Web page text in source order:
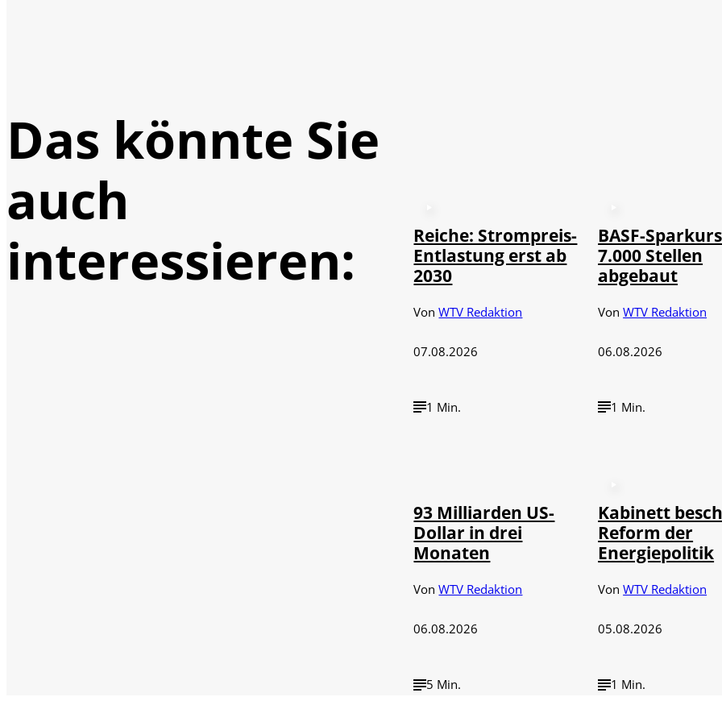
Das könnte Sie
auch
interessieren:
Reiche: Strompreis-
Entlastung erst ab
2030
VonWTV Redaktion
07.08.2026
1 Min.
BASF-
7.000 Stellen
abgebaut
VonWTV Redaktion
06.08.2026
1 Min.
93 Milliarden US-
Dollar in drei
Monaten
VonWTV Redaktion
06.08.2026
5 Min.
Kabinett
Reform der
Energiepolitik
VonWTV Redaktion
05.08.2026
1 Min.